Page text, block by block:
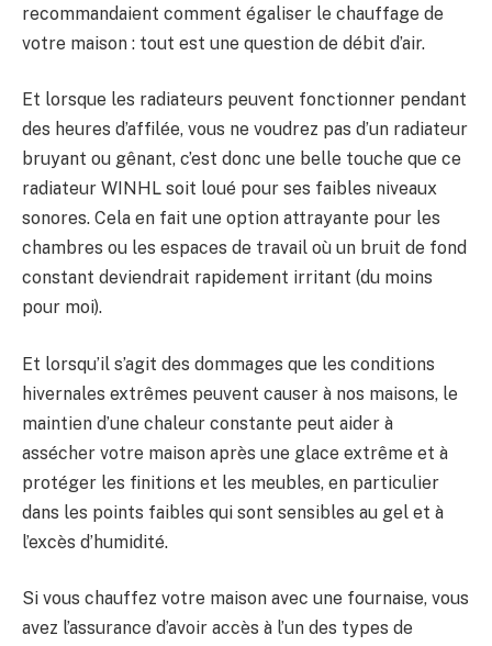
recommandaient comment égaliser le chauffage de
votre maison : tout est une question de débit d’air.
Et lorsque les radiateurs peuvent fonctionner pendant
des heures d’affilée, vous ne voudrez pas d’un radiateur
bruyant ou gênant, c’est donc une belle touche que ce
radiateur WINHL soit loué pour ses faibles niveaux
sonores. Cela en fait une option attrayante pour les
chambres ou les espaces de travail où un bruit de fond
constant deviendrait rapidement irritant (du moins
pour moi).
Et lorsqu’il s’agit des dommages que les conditions
hivernales extrêmes peuvent causer à nos maisons, le
maintien d’une chaleur constante peut aider à
assécher votre maison après une glace extrême et à
protéger les finitions et les meubles, en particulier
dans les points faibles qui sont sensibles au gel et à
l’excès d’humidité.
Si vous chauffez votre maison avec une fournaise, vous
avez l’assurance d’avoir accès à l’un des types de